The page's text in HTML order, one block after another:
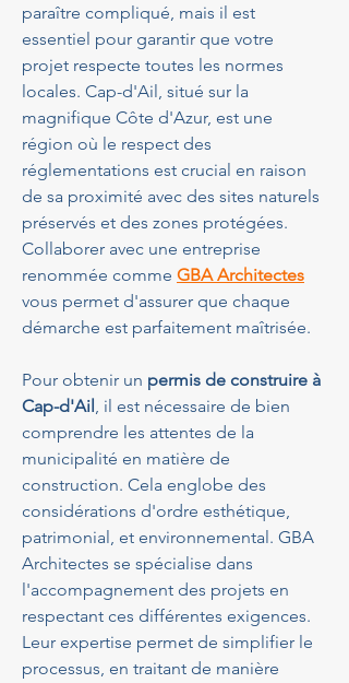
paraître compliqué, mais il est
essentiel pour garantir que votre
projet respecte toutes les normes
locales. Cap-d'Ail, situé sur la
magnifique Côte d'Azur, est une
région où le respect des
réglementations est crucial en raison
de sa proximité avec des sites naturels
préservés et des zones protégées.
Collaborer avec une entreprise
renommée comme GBA Architectes
vous permet d'assurer que chaque
démarche est parfaitement maîtrisée.
Pour obtenir un permis de construire à
Cap-d'Ail, il est nécessaire de bien
comprendre les attentes de la
municipalité en matière de
construction. Cela englobe des
considérations d'ordre esthétique,
patrimonial, et environnemental. GBA
Architectes se spécialise dans
l'accompagnement des projets en
respectant ces différentes exigences.
Leur expertise permet de simplifier le
processus, en traitant de manière